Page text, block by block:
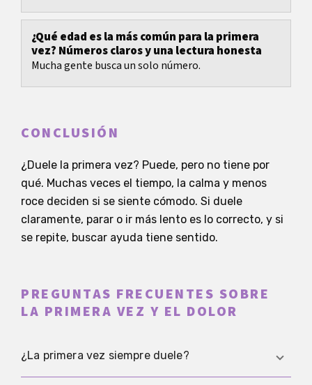
¿Qué edad es la más común para la primera
vez? Números claros y una lectura honesta
Mucha gente busca un solo número.
CONCLUSIÓN
¿Duele la primera vez? Puede, pero no tiene por
qué. Muchas veces el tiempo, la calma y menos
roce deciden si se siente cómodo. Si duele
claramente, parar o ir más lento es lo correcto, y si
se repite, buscar ayuda tiene sentido.
PREGUNTAS FRECUENTES SOBRE
LA PRIMERA VEZ Y EL DOLOR
¿La primera vez siempre duele?